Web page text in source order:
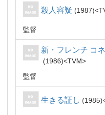
殺人容疑 1987
監督
新・フレンチ コ
1986
TVM
監督
生きる証し 1985